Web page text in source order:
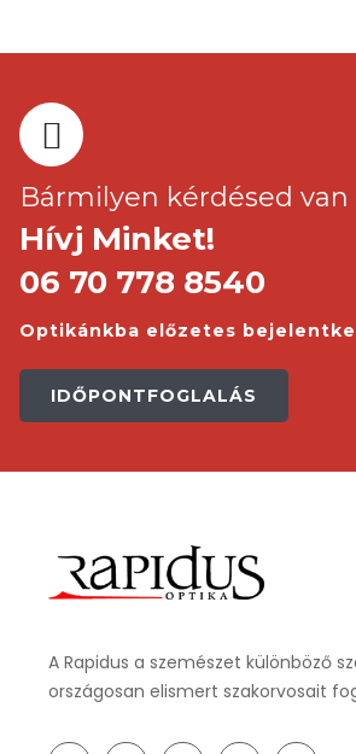
Bármilyen kérdésed van
Hívj Minket!
06 70 778 8540
Optikánkba előzetes
IDŐPONTFOGLALÁS
A Rapidus a szemészet különböző
országosan elismert szakorvosait